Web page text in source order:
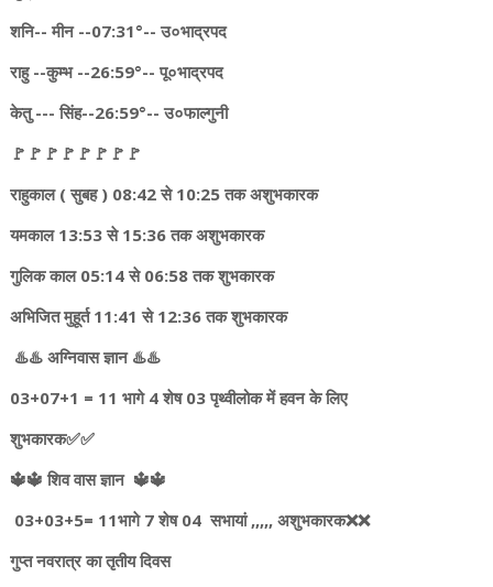
शनि-- मीन --07:31°-- उ०भाद्रपद
राहु --कुम्भ --26:59°-- पू०भाद्रपद
केतु --- सिंह--26:59°-- उ०फाल्गुनी
🚩🚩🚩🚩🚩🚩🚩🚩
राहुकाल ( सुबह ) 08:42 से 10:25 तक अशुभकारक
यमकाल 13:53 से 15:36 तक अशुभकारक
गुलिक काल 05:14 से 06:58 तक शुभकारक
अभिजित मुहूर्त 11:41 से 12:36 तक शुभकारक
♨️♨️ अग्निवास ज्ञान ♨️♨️
03+07+1 = 11 भागे 4 शेष 03 पृथ्वीलोक में हवन के लिए
शुभकारक✅✅
🔱🔱 शिव वास ज्ञान 🔱🔱
03+03+5= 11भागे 7 शेष 04 सभायां ,,,,, अशुभकारक❌❌
गुप्त नवरात्र का तृतीय दिवस